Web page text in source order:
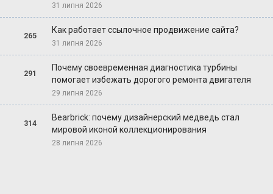
31 липня 2026
265
Как работает ссылочное продвижение сайта?
31 липня 2026
291
Почему своевременная диагностика турбины
помогает избежать дорогого ремонта двигателя
29 липня 2026
314
Bearbrick: почему дизайнерский медведь стал
мировой иконой коллекционирования
28 липня 2026